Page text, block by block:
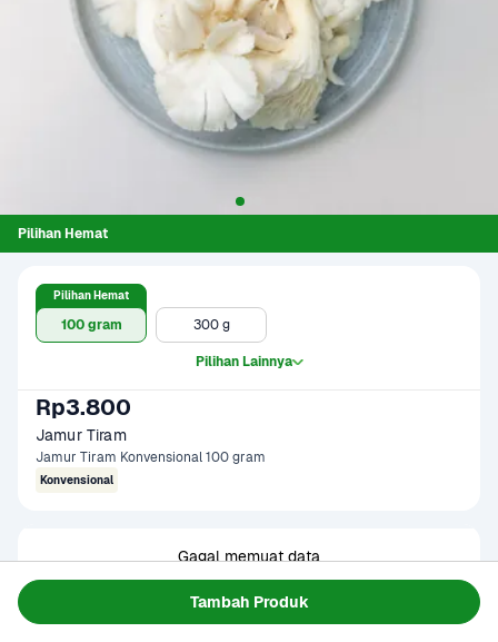
Tambah Produk
Pilihan Hemat
100 gram
Pilihan Hemat
300 g
Pilihan Lainnya
Rp3.800
Jamur Tiram
Jamur Tiram Konvensional 100 gram
Konvensional
Gagal memuat data
Coba Lagi